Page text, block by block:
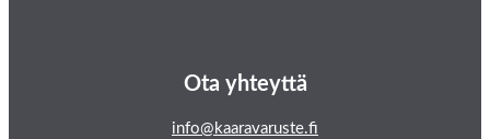
Ota yhteyttä
info@kaaravaruste.fi